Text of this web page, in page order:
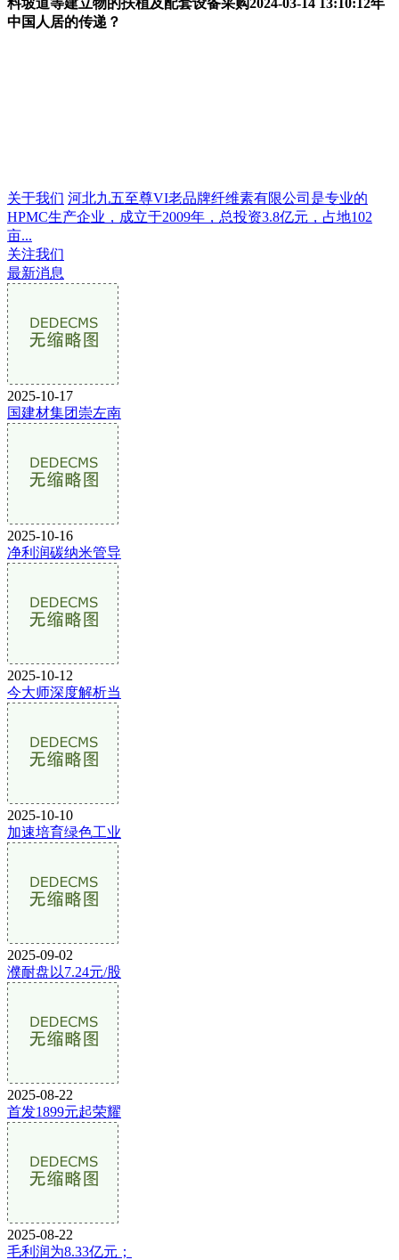
中国人居的传递？
关于我们 河北九五至尊VI老品牌纤维素有限公司是专业的
HPMC生产企业，成立于2009年，总投资3.8亿元，占地102
亩...
关注我们
最新消息
2025-10-17
国建材集团崇左南
2025-10-16
净利润碳纳米管导
2025-10-12
今大师深度解析当
2025-10-10
加速培育绿色工业
2025-09-02
濮耐盘以7.24元/股
2025-08-22
首发1899元起荣耀
2025-08-22
毛利润为8.33亿元；